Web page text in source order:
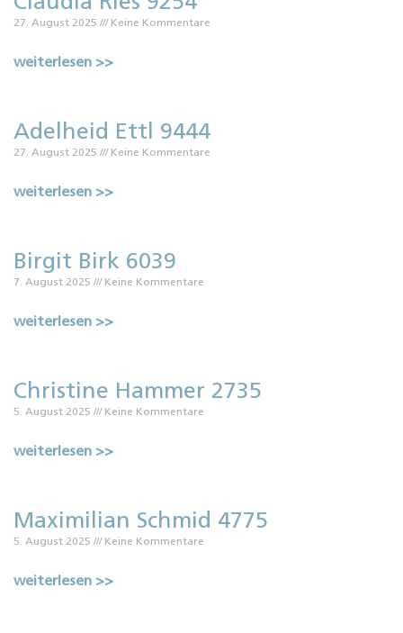
27. August 2025 Keine Kommentare
weiterlesen >>
Adelheid Ettl 9444
27. August 2025 Keine Kommentare
weiterlesen >>
Birgit Birk 6039
7. August 2025 Keine Kommentare
weiterlesen >>
Christine Hammer 2735
5. August 2025 Keine Kommentare
weiterlesen >>
Maximilian Schmid 4775
5. August 2025 Keine Kommentare
weiterlesen >>